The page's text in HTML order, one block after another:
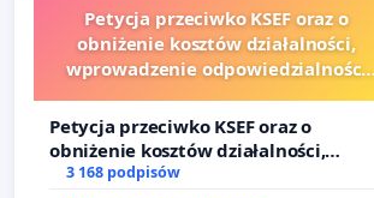
Petycja przeciwko KSEF oraz o
obniżenie kosztów działalności,
wprowadzenie odpowiedzialności
sędziów
Petycja przeciwko KSEF oraz o
obniżenie kosztów działalności,
wprowadzenie odpowiedzialności
3 168 podpisów